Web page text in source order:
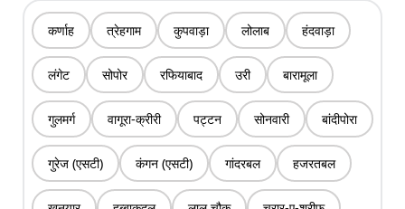
कर्णाह त्रेहगाम कुपवाड़ा लोलाब हंदवाड़ा
लंगेट सोपोर रफियाबाद उरी बारामूला
गुलमर्ग वागूरा-क्रीरी पट्टन सोनवारी बांदीपोरा
गुरेज (एसटी) कंगन (एसटी) गांदरबल हजरतबल